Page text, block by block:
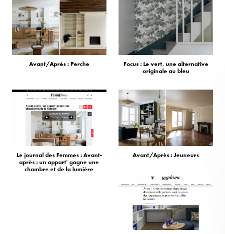
Avant/Après : Perche
Focus : Le vert, une alternative
originale au bleu
Le journal des Femmes : Avant-
après : un appart' gagne une
chambre et de la lumière
Avant/Après : Jeuneurs